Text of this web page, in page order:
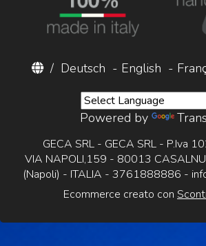
/ Deutsch - English -
Powered by
GECA SRL - GECA SRL - P.Iva
VIA NAPOLI,159 - 80013
(Napoli) - ITALIA - 3761888886 -
Ecommerce creato con